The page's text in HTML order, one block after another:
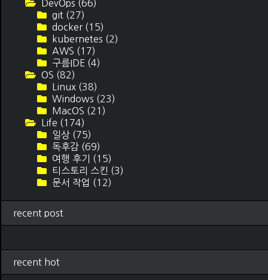
DevOps (66)
git (27)
docker (15)
kubernetes (2)
AWS (17)
구름IDE (4)
OS (82)
Linux (38)
Windows (23)
MacOS (21)
Life (174)
일상 (75)
독후감 (69)
여행 후기 (15)
티스토리 스킨 (3)
문서 작업 (12)
recent post
recent hot